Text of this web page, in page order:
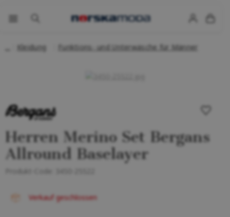
Kleidung Funktions- und Unterwäsche für Männer
Herren Merino Set Bergans
Allround Baselayer
Verkauf geschlossen